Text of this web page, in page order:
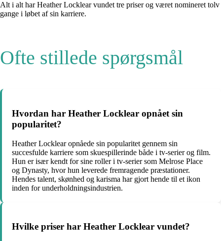
Alt i alt har Heather Locklear vundet tre priser og været nomineret tolv
gange i løbet af sin karriere.
Ofte stillede spørgsmål
Hvordan har Heather Locklear opnået sin
popularitet?
Heather Locklear opnåede sin popularitet gennem sin
succesfulde karriere som skuespillerinde både i tv-serier og film.
Hun er især kendt for sine roller i tv-serier som Melrose Place
og Dynasty, hvor hun leverede fremragende præstationer.
Hendes talent, skønhed og karisma har gjort hende til et ikon
inden for underholdningsindustrien.
Hvilke priser har Heather Locklear vundet?